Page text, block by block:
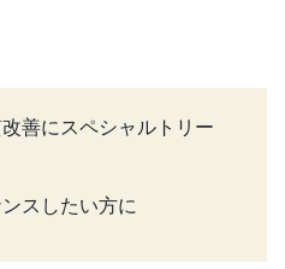
善にスペシャルトリー
スしたい方に